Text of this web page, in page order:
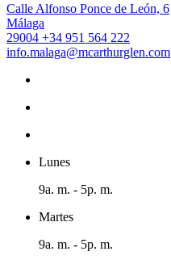
Calle Alfonso Ponce de León, 6
Málaga
29004 +34 951 564 222
info.malaga@mcarthurglen.com
Lunes
9a. m. - 5p. m.
Martes
9a. m. - 5p. m.